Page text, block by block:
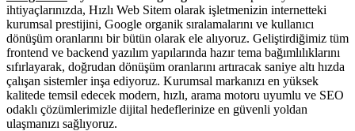
ihtiyaçlarınızda, Hızlı Web Sitem olarak işletmenizin internetteki
kurumsal prestijini, Google organik sıralamalarını ve kullanıcı
dönüşüm oranlarını bir bütün olarak ele alıyoruz. Geliştirdiğimiz tüm
frontend ve backend yazılım yapılarında hazır tema bağımlılıklarını
sıfırlayarak, doğrudan dönüşüm oranlarını artıracak saniye altı hızda
çalışan sistemler inşa ediyoruz. Kurumsal markanızı en yüksek
kalitede temsil edecek modern, hızlı, arama motoru uyumlu ve SEO
odaklı çözümlerimizle dijital hedeflerinize en güvenli yoldan
ulaşmanızı sağlıyoruz.